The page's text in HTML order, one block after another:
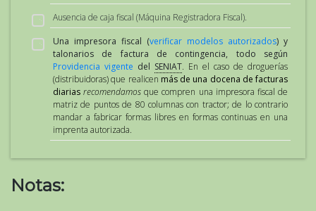
Ausencia de caja fiscal (Máquina Registradora Fiscal).
Una impresora fiscal (verificar modelos autorizados) y
talonarios de factura de contingencia, todo según
Providencia vigente del SENIAT. En el caso de droguerías
(distribuidoras) que realicen más de una docena de facturas
diarias recomendamos que compren una impresora fiscal de
matriz de puntos de 80 columnas con tractor; de lo contrario
mandar a fabricar formas libres en formas continuas en una
imprenta autorizada.
Notas: